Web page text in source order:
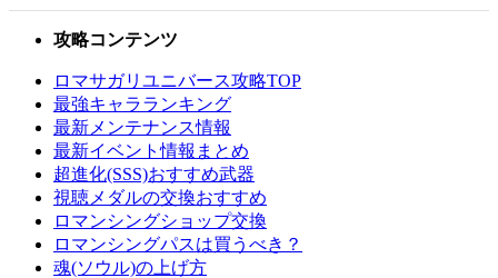
攻略コンテンツ
ロマサガリユニバース攻略TOP
最強キャラランキング
最新メンテナンス情報
最新イベント情報まとめ
超進化(SSS)おすすめ武器
視聴メダルの交換おすすめ
ロマンシングショップ交換
ロマンシングパスは買うべき？
魂(ソウル)の上げ方